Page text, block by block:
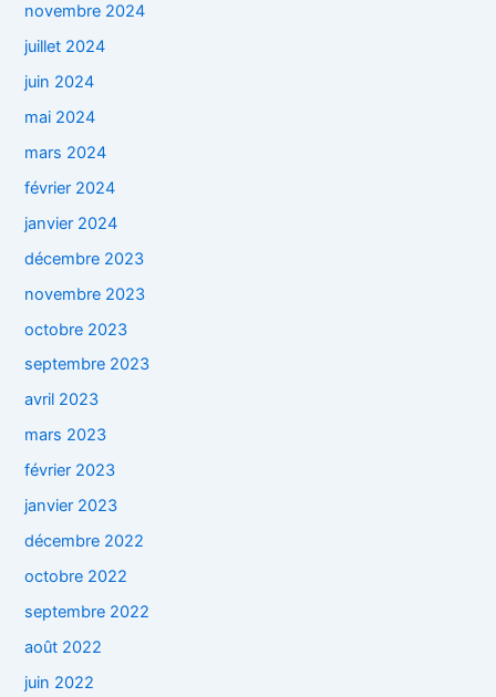
novembre 2024
juillet 2024
juin 2024
mai 2024
mars 2024
février 2024
janvier 2024
décembre 2023
novembre 2023
octobre 2023
septembre 2023
avril 2023
mars 2023
février 2023
janvier 2023
décembre 2022
octobre 2022
septembre 2022
août 2022
juin 2022